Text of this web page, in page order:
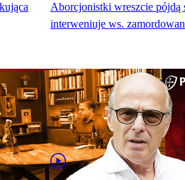
Aborcjonistki wreszcie pójdą
interweniuje ws.